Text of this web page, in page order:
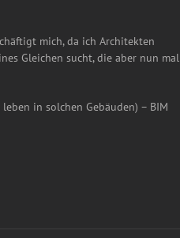
mich, da ich Architekten
Gleichen sucht, die aber nun mal
in solchen Gebäuden) – BIM